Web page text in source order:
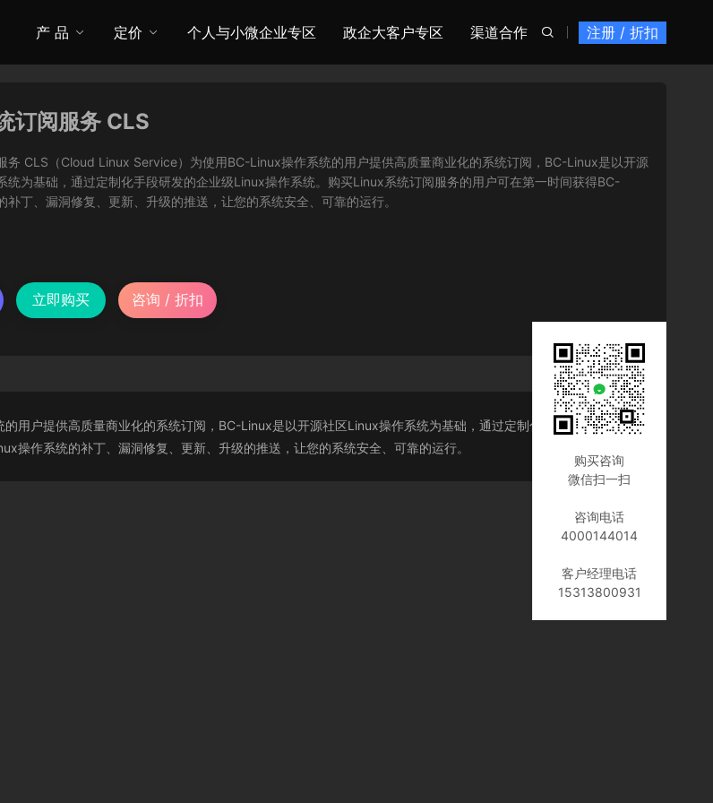
注册 / 折扣

产 品 定价 个人与小微企业专区 政企大客户专区 渠道合作
订阅服务 CLS
务 CLS（Cloud Linux Service）为使用BC-Linux操作系统的用户提供高质量商业化的系统订阅，BC-Linux是以开源
统为基础，通过定制化手段研发的企业级Linux操作系统。购买Linux系统订阅服务的用户可在第一时间获得BC-
补丁、漏洞修复、更新、升级的推送，让您的系统安全、可靠的运行。
立即购买 咨询 / 折扣
用户提供高质量商业化的系统订阅，BC-Linux是以开源社区Linux操作系统为基础，通过定制化手段研发的企业
作系统的补丁、漏洞修复、更新、升级的推送，让您的系统安全、可靠的运行。
购买咨询
微信扫一扫
咨询电话
4000144014
客户经理电话
15313800931